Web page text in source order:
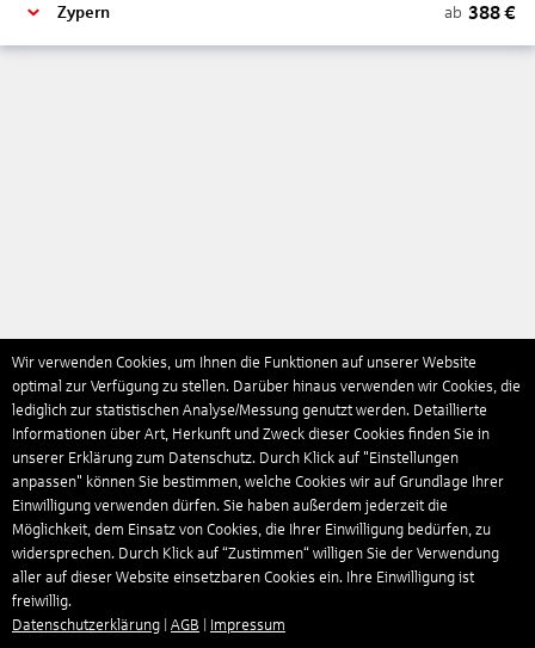
Zypern ab 388€
Wir verwenden Cookies, um Ihnen die Funktionen auf unserer Website
optimal zur Verfügung zu stellen. Darüber hinaus verwenden wir Cookies, die
lediglich zur statistischen Analyse/Messung genutzt werden. Detaillierte
Informationen über Art, Herkunft und Zweck dieser Cookies finden Sie in
unserer Erklärung zum Datenschutz. Durch Klick auf "Einstellungen
anpassen" können Sie bestimmen, welche Cookies wir auf Grundlage Ihrer
Einwilligung verwenden dürfen. Sie haben außerdem jederzeit die
Möglichkeit, dem Einsatz von Cookies, die Ihrer Einwilligung bedürfen, zu
widersprechen. Durch Klick auf “Zustimmen“ willigen Sie der Verwendung
aller auf dieser Website einsetzbaren Cookies ein. Ihre Einwilligung ist
freiwillig.
Datenschutzerklärung
AGB Impressum